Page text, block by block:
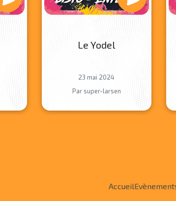
Le Yodel
23 mai 2024
Par super-larsen
Accueil